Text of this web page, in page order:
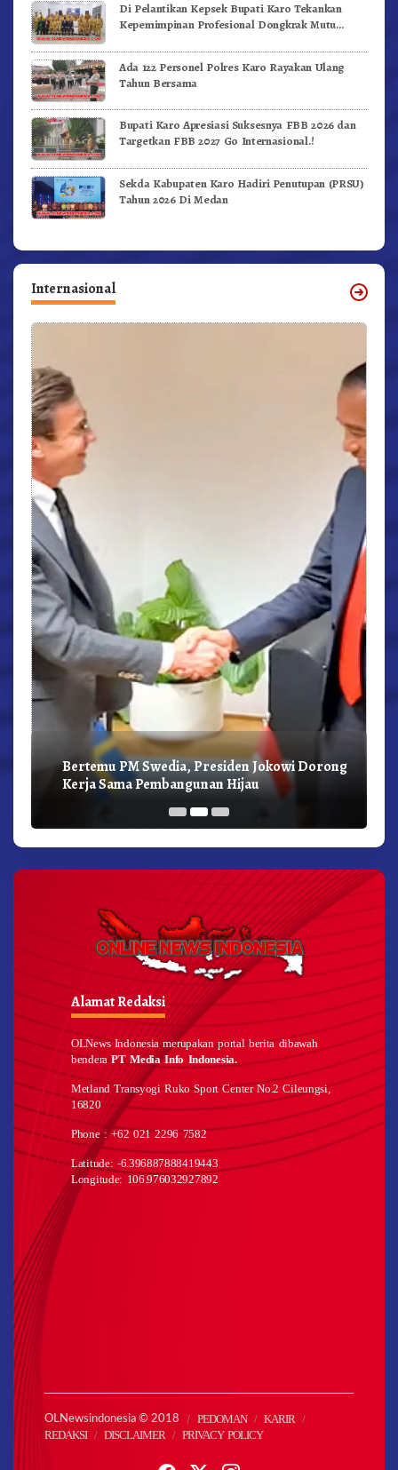
Di Pelantikan Kepsek Bupati Karo Tekankan
Kepemimpinan Profesional Dongkrak Mutu
Ada 122 Personel Polres Karo Rayakan Ulang
Tahun Bersama
Bupati Karo Apresiasi Suksesnya FBB 2026 dan
Targetkan FBB 2027 Go Internasional.!
Sekda Kabupaten Karo Hadiri Penutupan (PRSU)
Tahun 2026 Di Medan
Internasional
Bertemu PM Swedia, Presiden Jokowi Dorong
Kerja Sama Pembangunan Hijau
Alamat Redaksi
OLNews Indonesia merupakan portal berita dibawah
benderaPT Media Info Indonesia.
Metland Transyogi Ruko Sport Center No.2 Cileungsi,
16820
Phone : +62 021 2296 7582
Latitude: -6.396887888419443
Longitude: 106.976032927892
OLNewsindonesia © 2018 PEDOMAN
KARIR
REDAKSI
DISCLAIMER PRIVACY POLICY